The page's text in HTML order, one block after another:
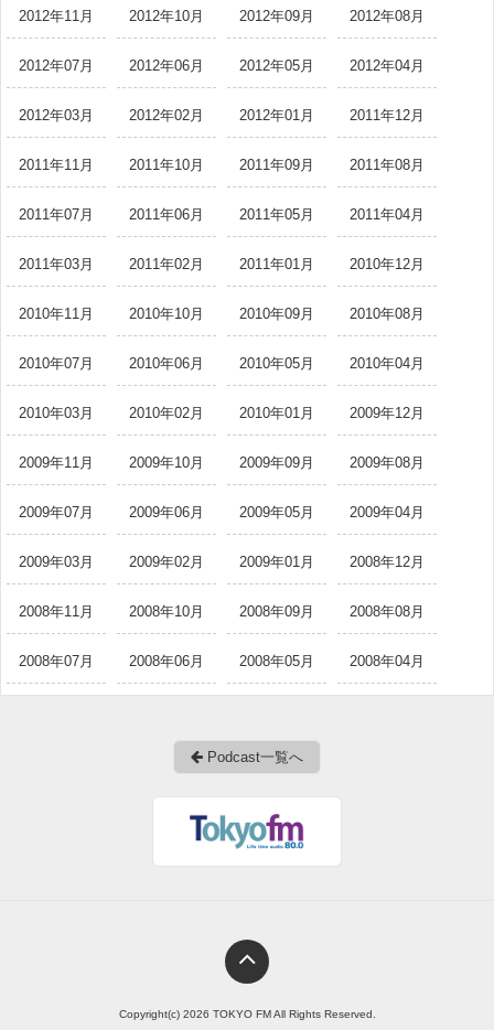
2012年11月 2012年10月 2012年09月 2012年08月
2012年07月 2012年06月 2012年05月 2012年04月
2012年03月 2012年02月 2012年01月 2011年12月
2011年11月 2011年10月 2011年09月 2011年08月
2011年07月 2011年06月 2011年05月 2011年04月
2011年03月 2011年02月 2011年01月 2010年12月
2010年11月 2010年10月 2010年09月 2010年08月
2010年07月 2010年06月 2010年05月 2010年04月
2010年03月 2010年02月 2010年01月 2009年12月
2009年11月 2009年10月 2009年09月 2009年08月
2009年07月 2009年06月 2009年05月 2009年04月
2009年03月 2009年02月 2009年01月 2008年12月
2008年11月 2008年10月 2008年09月 2008年08月
2008年07月 2008年06月 2008年05月 2008年04月
Podcast一覧へ
Copyright(c) 2026 TOKYO FM All Rights Reserved.